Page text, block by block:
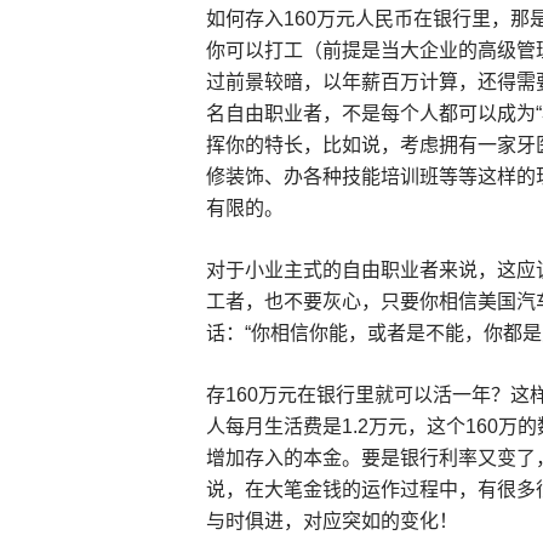
如何存入160万元人民币在银行里，那
你可以打工（前提是当大企业的高级
过前景较暗，以年薪百万计算，还得
名自由职业者，不是每个人都可以成为
挥你的特长，比如说，考虑拥有一家
修装饰、办各种技能培训班等等这样
有限的。
对于小业主式的自由职业者来说，这
工者，也不要灰心，只要你相信美国汽
话：“你相信你能，或者是不能，你都
存160万元在银行里就可以活一年？这
人每月生活费是1.2万元，这个160万
增加存入的本金。要是银行利率又变
说，在大笔金钱的运作过程中，有很
与时俱进，对应突如的变化！